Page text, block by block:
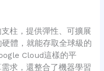
柱，提供彈性、可擴展
體，就能存取全球級的
Cloud這樣的平
求，還整合了機器學習